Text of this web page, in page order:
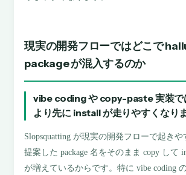
現実の開発フローではどこで
package が混入するのか
vibe coding や copy-paste 実装で
より先に install が走りやすくなり
Slopsquatting が現実の開発フローで起き
提案した package 名をそのまま copy して
が増えているからです。特に vibe coding